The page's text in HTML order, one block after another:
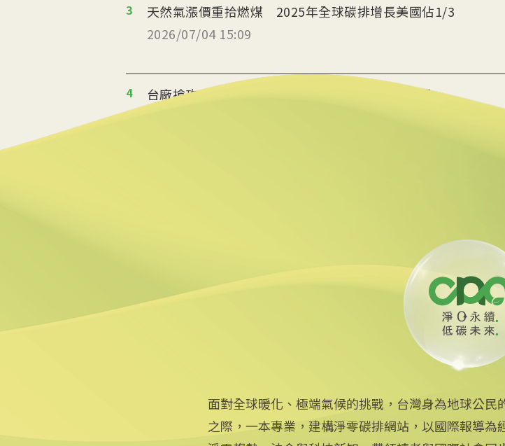
3
天然氣漲價重拾燃煤 2025年全球碳排增長美國佔1/3
2026/07/04 15:09
4
台廠搶攻泰國能源轉型商機 布局充電樁、微電網
炸油變航油 日本加大廢食油回收助煉永續航空燃料
2026/06/09 14:57
面對全球暖化、極端氣候的挑戰，台灣身為地球公
之際，一本專業，建構淨零碳排網站，以國際報導